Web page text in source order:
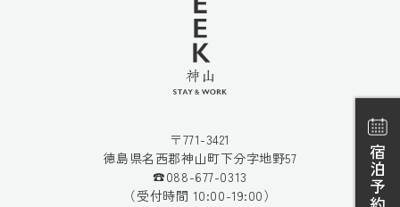
〒771-3421
徳島県名西郡神山町下分字地野57
☎088-677-0313
（受付時間 10:00-19:00）
宿泊予約